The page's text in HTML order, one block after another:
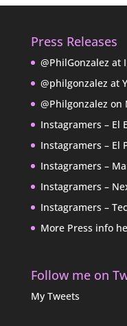
Press Releases
@PhilGonzalez at
@philgonzalez at
@Philgonzalez on
Instagramers – El
Instagramers – El
Instagramers –
Instagramers –
Instagramers –
More Press info
Follow me on
My Tweets